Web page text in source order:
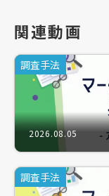
このような方
プロダクトマー
段階・フェーズ
関連動画
調査手法
2026.08.05
調査手法